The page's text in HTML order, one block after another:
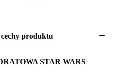
produktu
STAR WARS